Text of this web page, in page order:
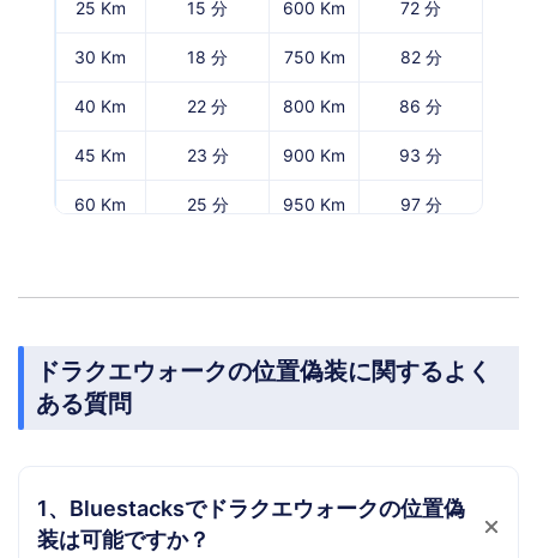
25 Km 15 分 600 Km 72 分
30 Km 18 分 750 Km 82 分
40 Km 22 分 800 Km 86 分
45 Km 23 分 900 Km 93 分
60 Km 25 分 950 Km 97 分
ドラクエウォークの位置偽装に関するよく
ある質問
1、Bluestacksでドラクエウォークの位置偽
装は可能ですか？